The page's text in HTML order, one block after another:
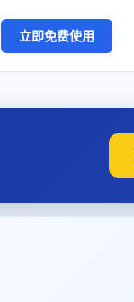
立即免费使用